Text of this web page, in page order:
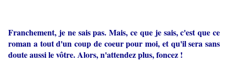
Franchement, je ne sais pas. Mais, ce que je sais, c'est que ce
roman a tout d'un coup de coeur pour moi, et qu'il sera sans
doute aussi le vôtre. Alors, n'attendez plus, foncez !